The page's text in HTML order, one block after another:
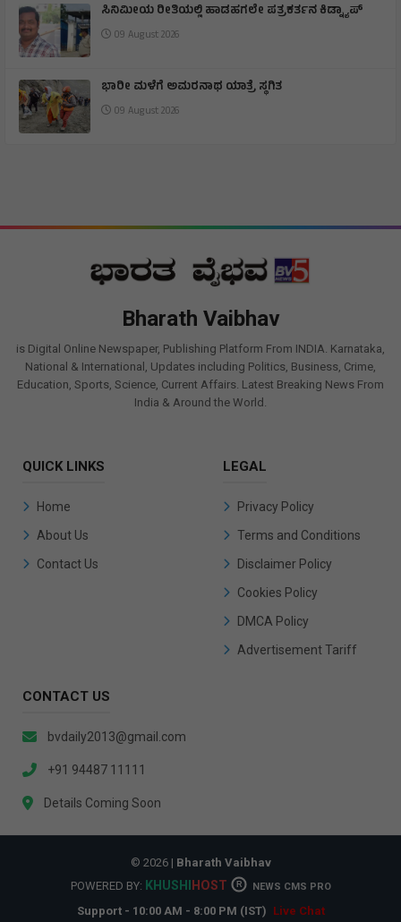
ಸಿನಿಮೀಯ ರೀತಿಯಲ್ಲಿ ಹಾಡಹಗಲೇ ಪತ್ರಕರ್ತನ ಕಿಡ್ನ್ಯಾಪ್
09 August 2026
ಭಾರೀ ಮಳೆಗೆ ಅಮರನಾಥ ಯಾತ್ರೆ ಸ್ಥಗಿತ
09 August 2026
Bharath Vaibhav
is Digital Online Newspaper, Publishing Platform From INDIA. Karnataka,
National & International, Updates including Politics, Business, Crime,
Education, Sports, Science, Current Affairs. Latest Breaking News From
India & Around the World.
QUICK LINKS
Home
About Us
Contact Us
LEGAL
Privacy Policy
Terms and Conditions
Disclaimer Policy
Cookies Policy
DMCA Policy
Advertisement Tariff
CONTACT US
bvdaily2013@gmail.com
+91 94487 11111
Details Coming Soon
© 2026 | Bharath Vaibhav
POWERED BY: KHUSHI HOST R NEWS CMS PRO
Support - 10:00 AM - 8:00 PM (IST) Live Chat